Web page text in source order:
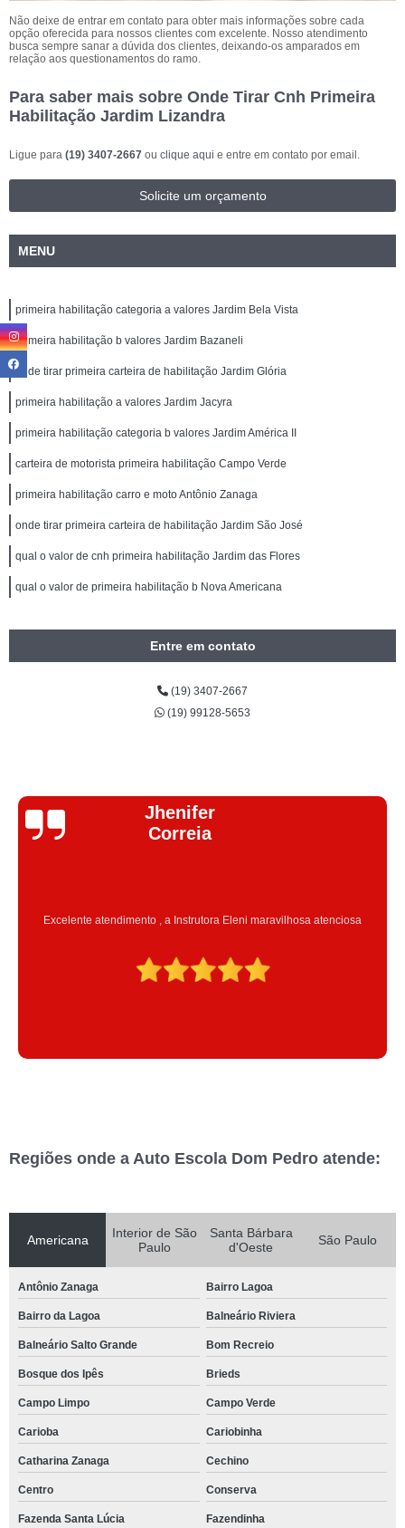
Não deixe de entrar em contato para obter mais informações sobre cada
opção oferecida para nossos clientes com excelente. Nosso atendimento
busca sempre sanar a dúvida dos clientes, deixando-os amparados em
relação aos questionamentos do ramo.
Para saber mais sobre Onde Tirar Cnh Primeira
Habilitação Jardim Lizandra
Ligue para (19) 3407-2667 ou clique aqui e entre em contato por email.
Solicite um orçamento
MENU
primeira habilitação categoria a valores Jardim Bela Vista
primeira habilitação b valores Jardim Bazaneli
onde tirar primeira carteira de habilitação Jardim Glória
primeira habilitação a valores Jardim Jacyra
primeira habilitação categoria b valores Jardim América II
carteira de motorista primeira habilitação Campo Verde
primeira habilitação carro e moto Antônio Zanaga
onde tirar primeira carteira de habilitação Jardim São José
qual o valor de cnh primeira habilitação Jardim das Flores
qual o valor de primeira habilitação b Nova Americana
Entre em contato
(19) 3407-2667
(19) 99128-5653
Jhenifer
Correia
Excelente atendimento , a Instrutora Eleni maravilhosa atenciosa
Regiões onde a Auto Escola Dom Pedro atende:
Americana
Interior de São
Paulo
Santa Bárbara
d'Oeste
São Paulo
Antônio Zanaga Bairro Lagoa
Bairro da Lagoa Balneário Riviera
Balneário Salto Grande Bom Recreio
Bosque dos Ipês Brieds
Campo Limpo Campo Verde
Carioba Cariobinha
Catharina Zanaga Cechino
Centro Conserva
Fazenda Santa Lúcia Fazendinha